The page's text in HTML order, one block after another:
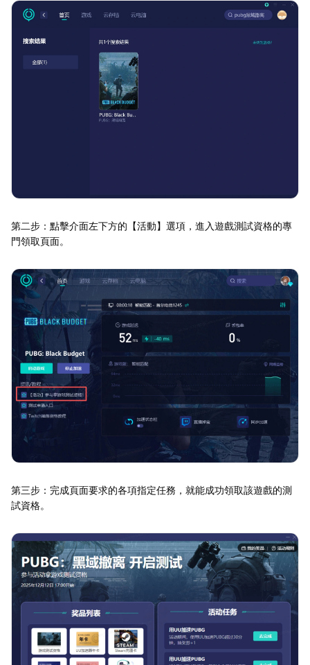
第二步：點擊介面左下方的【活動】選項，進入遊戲測試資格的專
門領取頁面。
第三步：完成頁面要求的各項指定任務，就能成功領取該遊戲的測
試資格。